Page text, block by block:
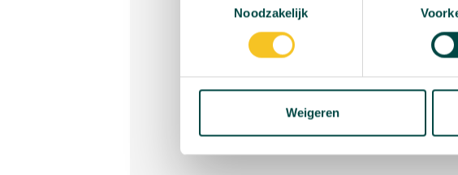
Noodzakelijk
Weigeren
Wil je meer weten over De
contact met